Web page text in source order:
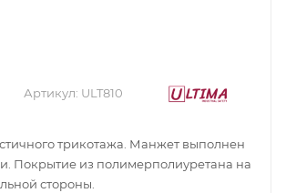
Артикул: ULT810
трикотажа. Манжет выполнен
Покрытие из полимерполиуретана на
стороны.